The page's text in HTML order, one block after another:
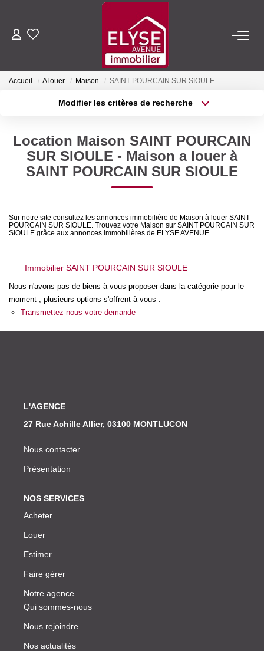
ACHETER
FAIRE GÉRER
Qui Sommes-Nous
Nos Actualités
CONTACT
Accueil A louer Maison SAINT POURCAIN SUR SIOULE
Modifier les critères de recherche
Sélectionnez...
Type de bien
Surface min
Location Maison SAINT POURCAIN
SUR SIOULE - Maison a louer à
SAINT POURCAIN SUR SIOULE
Sur notre site consultez les annonces immobilière de Maison à louer SAINT
POURCAIN SUR SIOULE. Trouvez votre Maison sur SAINT POURCAIN SUR
SIOULE grâce aux annonces immobilières de ELYSE AVENUE.
Immobilier SAINT POURCAIN SUR SIOULE
Nous n'avons pas de biens à vous proposer dans la catégorie pour le
moment , plusieurs options s'offrent à vous :
Transmettez-nous votre demande
L'AGENCE
27 Rue Achille Allier, 03100 MONTLUCON
Nous contacter
Présentation
NOS SERVICES
Acheter
Louer
Estimer
Faire gérer
Notre agence
Qui sommes-nous
Nous rejoindre
Nos actualités